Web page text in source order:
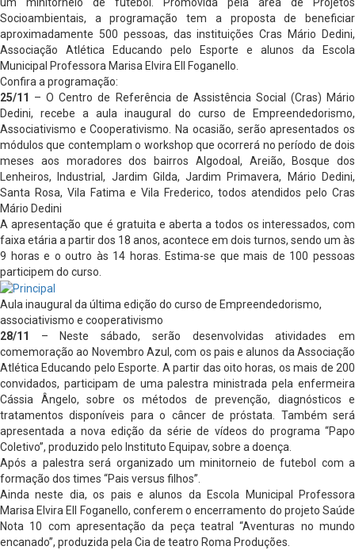
Socioambientais, a programação tem a proposta de beneficiar
aproximadamente 500 pessoas, das instituições Cras Mário Dedini,
Associação Atlética Educando pelo Esporte e alunos da Escola
Municipal Professora Marisa Elvira Ell Foganello.
Confira a programação:
25/11
– O Centro de Referência de Assistência Social (Cras) Mário
Dedini, recebe a aula inaugural do curso de Empreendedorismo,
Associativismo e Cooperativismo. Na ocasião, serão apresentados os
módulos que contemplam o workshop que ocorrerá no período de dois
meses aos moradores dos bairros Algodoal, Areião, Bosque dos
Lenheiros, Industrial, Jardim Gilda, Jardim Primavera, Mário Dedini,
Santa Rosa, Vila Fatima e Vila Frederico, todos atendidos pelo Cras
Mário Dedini
A apresentação que é gratuita e aberta a todos os interessados, com
faixa etária a partir dos 18 anos, acontece em dois turnos, sendo um às
9 horas e o outro às 14 horas. Estima-se que mais de 100 pessoas
participem do curso.
Aula inaugural da última edição do curso de Empreendedorismo,
associativismo e cooperativismo
28/11
– Neste sábado, serão desenvolvidas atividades em
comemoração ao Novembro Azul, com os pais e alunos da Associação
Atlética Educando pelo Esporte. A partir das oito horas, os mais de 200
convidados, participam de uma palestra ministrada pela enfermeira
Cássia Ângelo, sobre os métodos de prevenção, diagnósticos e
tratamentos disponíveis para o câncer de próstata. Também será
apresentada a nova edição da série de vídeos do programa “Papo
Coletivo”, produzido pelo Instituto Equipav, sobre a doença.
Após a palestra será organizado um minitorneio de futebol com a
formação dos times “Pais versus filhos”.
Ainda neste dia, os pais e alunos da Escola Municipal Professora
Marisa Elvira Ell Foganello, conferem o encerramento do projeto Saúde
Nota 10 com apresentação da peça teatral “Aventuras no mundo
encanado”, produzida pela Cia de teatro Roma Produções.